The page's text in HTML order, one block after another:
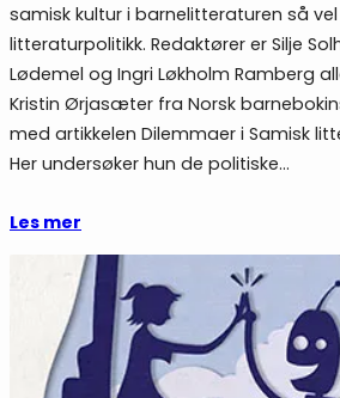
samisk kultur i barnelitteraturen så
litteraturpolitikk. Redaktører er Silje
Lødemel og Ingri Løkholm Ramberg
Kristin Ørjasæter fra Norsk
med artikkelen Dilemmaer i Samisk
Her undersøker hun de politiske…
Les mer